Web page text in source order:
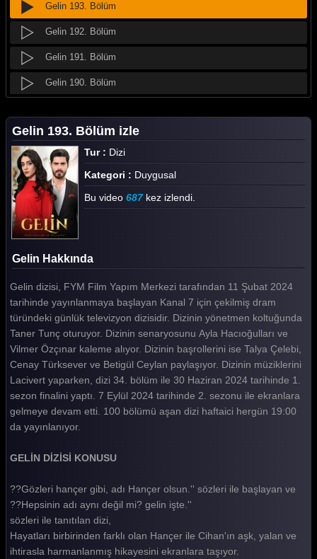
Gelin 193. Bölüm
Gelin 192. Bölüm
Gelin 191. Bölüm
Gelin 190. Bölüm
Gelin 188. Bölüm
Gelin 187. Bölüm
Gelin 186. Bölüm
Gelin 185. Bölüm
Gelin 184. Bölüm
Gelin 183. Bölüm
Gelin 182. Bölüm
Gelin 181. Bölüm
Gelin 180. Bölüm
Gelin 179. Bölüm
Gelin 178. Bölüm
Gelin 177. Bölüm
Gelin 175. Bölüm
Gelin 174. Bölüm
Gelin 173. Bölüm
Gelin 172. Bölüm
Gelin 193. Bölüm izle
Tur : Dizi
Kategori : Duygusal
Bu video 687kez izlendi.
Gelin Hakkında
Gelin dizisi, FYM Film Yapım Merkezi tarafından 11 Şubat 2024
tarihinde yayınlanmaya başlayan Kanal 7 için çekilmiş dram
türündeki günlük televizyon dizisidir. Dizinin yönetmen koltuğunda
Taner Tunç oturuyor. Dizinin senaryosunu Ayla Hacıoğulları ve
Vilmer Özçınar kaleme alıyor. Dizinin başrollerini ise Talya Çelebi,
Cenay Türksever ve Betigül Ceylan paylaşıyor. Dizinin müziklerini
Lacivert yaparken, dizi 34. bölüm ile 30 Haziran 2024 tarihinde 1.
sezon finalini yaptı. 7 Eylül 2024 tarihinde 2. sezonu ile ekranlara
gelmeye devam etti. 100 bölümü aşan dizi haftaici hergün 19:00
da yayınlanıyor.
GELİN DİZİSİ KONUSU
??Gözleri hançer gibi, adı Hançer olsun.'' sözleri ile başlayan ve
??Hepsinin adı aynı değil mi? gelin işte.''
sözleri ile tanıtılan dizi,
Hayatları birbirinden farklı olan Hançer ile Cihan'ın aşk, yalan ve
ihtirasla harmanlanmış hikayesini ekranlara taşıyor.